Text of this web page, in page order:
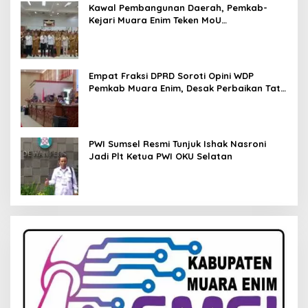
Kawal Pembangunan Daerah, Pemkab-
Kejari Muara Enim Teken MoU
Empat Fraksi DPRD Soroti Opini WDP
Pemkab Muara Enim, Desak Perbaikan Tata
PWI Sumsel Resmi Tunjuk Ishak Nasroni
Jadi Plt Ketua PWI OKU Selatan